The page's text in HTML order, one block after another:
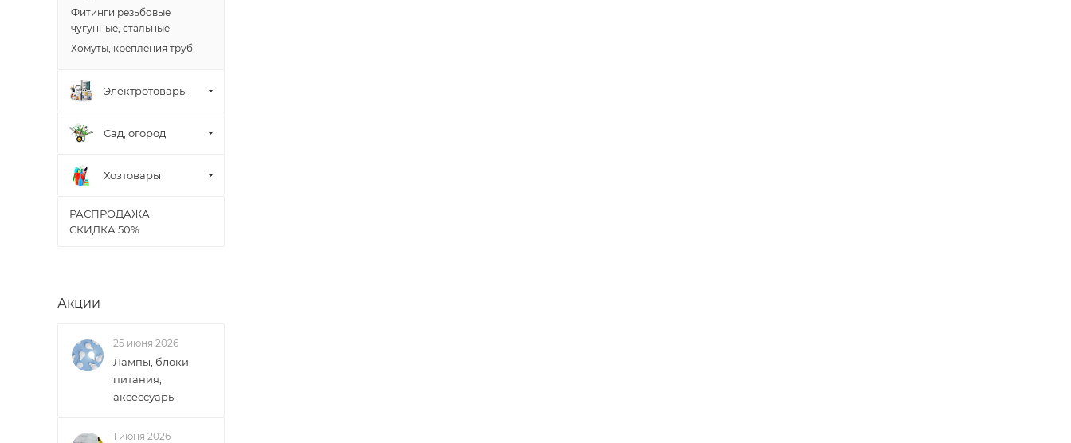
Фитинги резьбовые
чугунные, стальные
Хомуты, крепления труб
Электротовары
Сад, огород
Хозтовары
РАСПРОДАЖА
СКИДКА 50%
Акции
25 июня 2026
Лампы, блоки
питания,
аксессуары
1 июня 2026